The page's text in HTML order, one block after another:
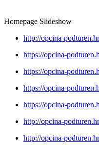
Homepage Slideshow
http://opcina-
https://opcina-
https://opcina-
https://opcina-
https://opcina-
http://opcina-
http://opcina-